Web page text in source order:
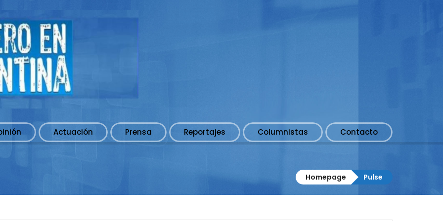
Actuación Prensa Reportajes Columnistas Contacto
Homepage Pulse